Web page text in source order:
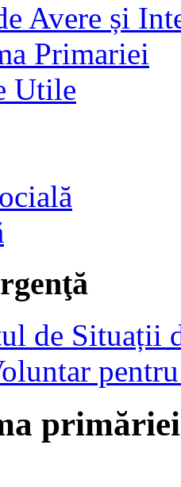
Avere și
Primariei
Utile
de Situații
primăriei